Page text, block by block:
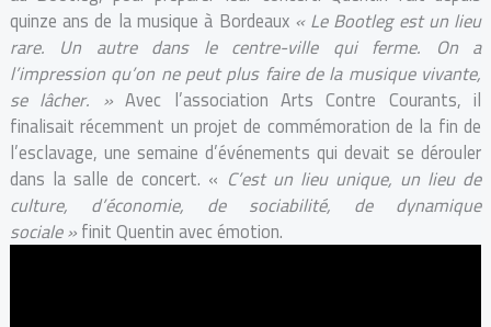
quinze ans de la musique à Bordeaux « Le Bootleg est un lieu
rare. Un autre dans le centre-ville qui ferme. On a
l’impression qu’on ne peut plus faire de la musique vivante,
se lâcher. »Avec l’association Arts Contre Courants, il
finalisait récemment un projet de commémoration de la fin de
l’esclavage, une semaine d’événements qui devait se dérouler
dans la salle de concert. « C’est un lieu unique, un lieu de
culture, d’économie, de sociabilité, de dynamique
sociale »finit Quentin avec émotion.